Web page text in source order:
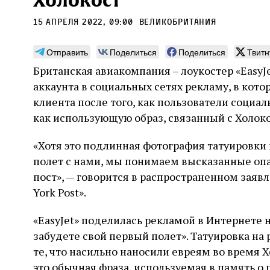
15 апреля 2022, 09:00 Великобритания
Отправить Поделиться Поделиться
Британская авиакомпания – лоукостер
аккаунта в социальных сетях рекламу, в
клиента после того, как пользователи
как использующую образ, связанный с
«Хотя это подлинная фотография
полет с нами, мы понимаем высказанные
пост», — говорится в распространенном
York Post».
«EasyJet» поделилась рекламой в
забудете свой первый полет». Татуировка
те, что насильно наносили евреям во время
Погромы 1929 года:
неделя, изменившая
судьбу еврейского ишува
погромов Ребе совершал поездку по святым
местам Эрец‑Исраэль. Он посетил, в
частности, Пещеру праотцев и Западную
стену. Он, несомненно, почувствовал
необычайное напряжение и сознательно
количество хасидов и жителей города и тем
самым не усиливать напряжённость
5 августа
и
По
тела
2